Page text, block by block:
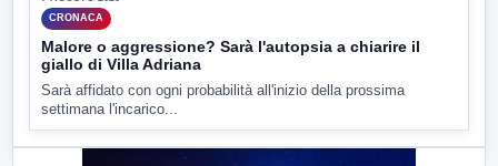
CRONACA
Malore o aggressione? Sarà l'autopsia a chiarire il
giallo di Villa Adriana
Sarà affidato con ogni probabilità all'inizio della prossima
settimana l'incarico...